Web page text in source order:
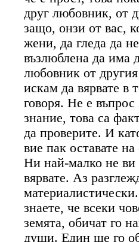
друг любовник, от
защо, онзи от вас,
жени, да гледа да
възлюблена да има
любовник от
искам да вярвате в
говоря. Не е въпрос
знание, това са
да проверите. И
вие пак оставате
Ни най-малко не ви
вярвате. Аз
знаете, че всеки
земята, обичат го
души. Един ще го